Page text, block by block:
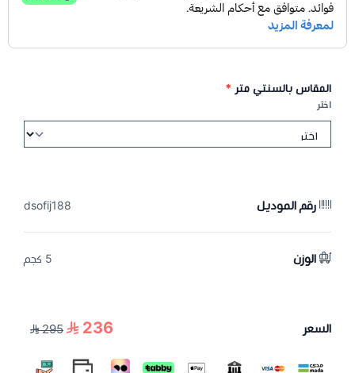
المقاس بالسنتي متر *
اختر
رقم الموديل dsofij188
الوزن 5 كجم
السعر 236
295